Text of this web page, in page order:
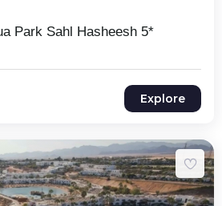
Park Sahl Hasheesh 5*
Explore